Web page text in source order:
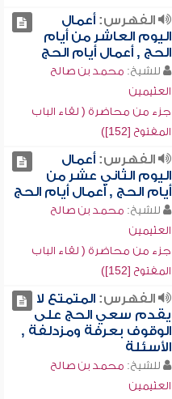
الفهرس:أعمال
اليوم العاشر من أيام
الحج , أعمال أيام الحج
للشيخ: محمد بن صالح
العثيمين
جزء من محاضرة ( لقاء الباب
المفتوح [152])
الفهرس:أعمال
اليوم الثاني عشر من
أيام الحج , أعمال أيام الحج
للشيخ: محمد بن صالح
العثيمين
جزء من محاضرة ( لقاء الباب
المفتوح [152])
الفهرس:المتمتع لا
يقدم سعي الحج على
الوقوف بعرفة ومزدلفة ,
الأسئلة
للشيخ: محمد بن صالح
العثيمين